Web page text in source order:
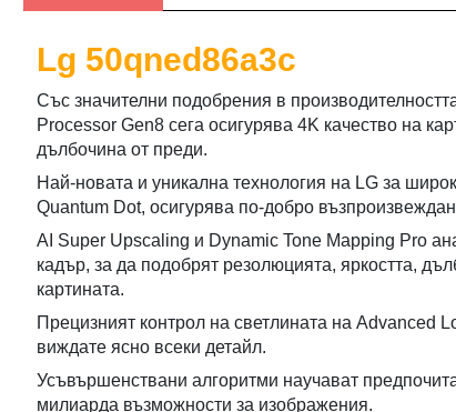
Lg 50qned86a3c
Със значителни подобрения в
Processor Gen8 сега осигурява 4K качество на
дълбочина от преди.
Най-новата и уникална технология на LG за
Quantum Dot, осигурява по-добро
AI Super Upscaling и Dynamic Tone Mapping Pro
кадър, за да подобрят резолюцията, яркостта,
картината.
Прецизният контрол на светлината на Advanced
виждате ясно всеки детайл.
Усъвършенствани алгоритми научават
милиарда възможности за изображения.